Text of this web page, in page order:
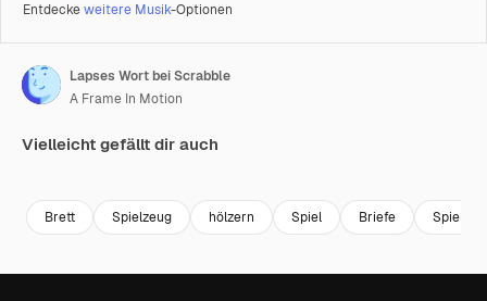
Entdeckeweitere Musik-Optionen
Lapses Wort bei Scrabble
A Frame In Motion
Vielleicht gefällt dir auch
Brett Spielzeug hölzern Spiel Briefe